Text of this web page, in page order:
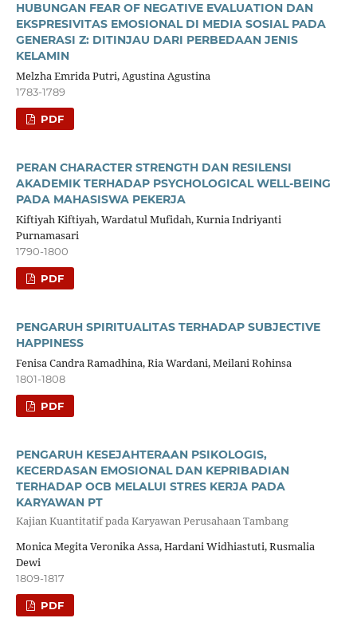
HUBUNGAN FEAR OF NEGATIVE EVALUATION DAN
EKSPRESIVITAS EMOSIONAL DI MEDIA SOSIAL PADA
GENERASI Z: DITINJAU DARI PERBEDAAN JENIS
KELAMIN
Melzha Emrida Putri, Agustina Agustina
1783-1789
PDF
PERAN CHARACTER STRENGTH DAN RESILENSI
AKADEMIK TERHADAP PSYCHOLOGICAL WELL-BEING
PADA MAHASISWA PEKERJA
Kiftiyah Kiftiyah, Wardatul Mufidah, Kurnia Indriyanti
Purnamasari
1790-1800
PDF
PENGARUH SPIRITUALITAS TERHADAP SUBJECTIVE
HAPPINESS
Fenisa Candra Ramadhina, Ria Wardani, Meilani Rohinsa
1801-1808
PDF
PENGARUH KESEJAHTERAAN PSIKOLOGIS,
KECERDASAN EMOSIONAL DAN KEPRIBADIAN
TERHADAP OCB MELALUI STRES KERJA PADA
KARYAWAN PT
Kajian Kuantitatif pada Karyawan Perusahaan Tambang
Monica Megita Veronika Assa, Hardani Widhiastuti, Rusmalia
Dewi
1809-1817
PDF